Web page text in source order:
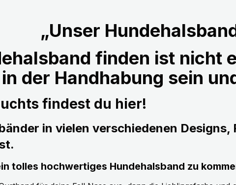
„Unser
finden ist nicht
der Handhabung sein
findest du hier!
in vielen verschiedenen
tolles hochwertiges Hundehalsband zu